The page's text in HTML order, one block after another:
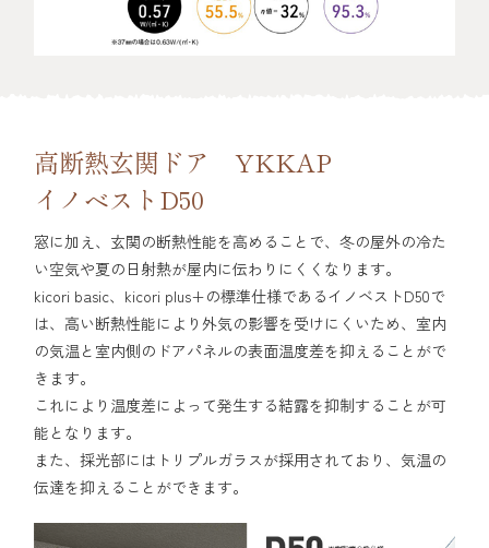
高断熱玄関ドア YKKAP
イノベストD50
窓に加え、玄関の断熱性能を高めることで、冬の屋外の冷た
い空気や夏の日射熱が屋内に伝わりにくくなります。
kicori basic、kicori plus+の標準仕様であるイノベストD50で
は、高い断熱性能により外気の影響を受けにくいため、室内
の気温と室内側のドアパネルの表面温度差を抑えることがで
きます。
これにより温度差によって発生する結露を抑制することが可
能となります。
また、採光部にはトリプルガラスが採用されており、気温の
伝達を抑えることができます。